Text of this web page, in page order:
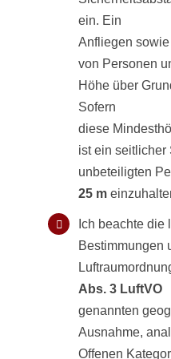
ein. Ein
Anfliegen
von Personen
Höhe über
Sofern
diese
ist ein seitlicher
unbeteiligten
25 m
Ich beachte die
Bestimmungen
Abs. 3 LuftVO
genannten
Ausnahme,
Offenen